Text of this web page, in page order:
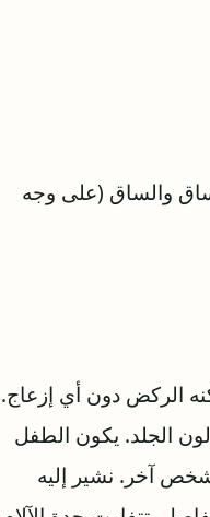
والساق (على وجه
الركض دون أي إزعاج.
الجلد. يكون الطفل
آخر. نشير إليه